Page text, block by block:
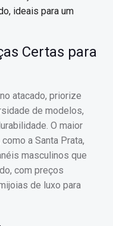
ideais para um
Certas para
atacado, priorize
de modelos,
O maior
a Santa Prata,
masculinos que
com preços
de luxo para